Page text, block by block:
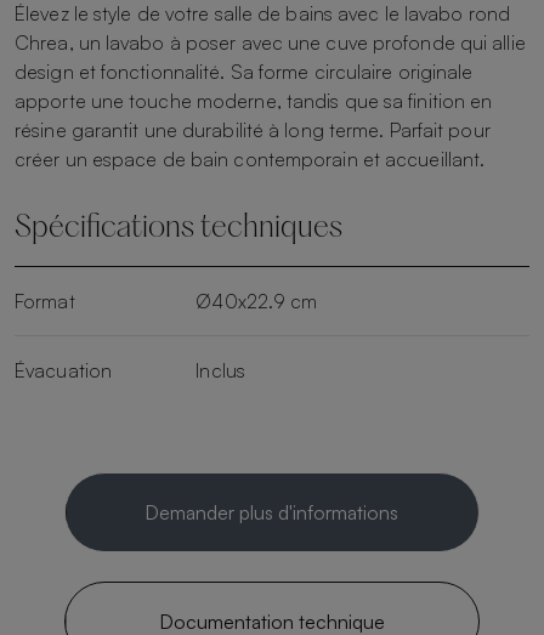
Élevez le style de votre salle de bains avec le lavabo rond
Chrea, un lavabo à poser avec une cuve profonde qui allie
design et fonctionnalité. Sa forme circulaire originale
apporte une touche moderne, tandis que sa finition en
résine garantit une durabilité à long terme. Parfait pour
créer un espace de bain contemporain et accueillant.
Spécifications techniques
Format Ø40x22.9 cm
Évacuation Inclus
Demander plus d'informations
Documentation technique